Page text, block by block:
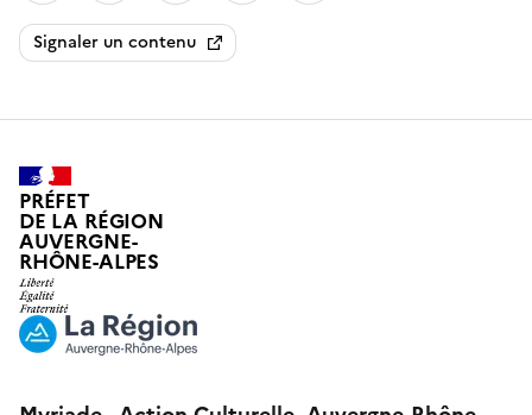
Signaler un contenu
PRÉFET
DE LA RÉGION
AUVERGNE-
RHÔNE-ALPES